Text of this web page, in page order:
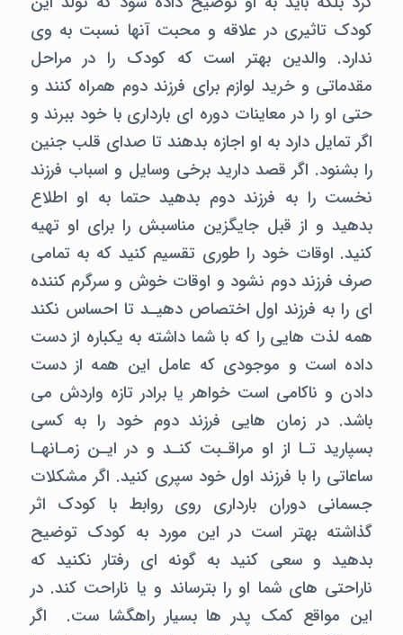
کودک تاثیری در علاقه و محبت آنها نسبت به وی
ندارد. والدین بهتر است که کودک را در مراحل
مقدماتی و خرید لوازم برای فرزند دوم همراه کنند و
حتی او را در معاینات دوره ای بارداری با خود ببرند و
اگر تمایل دارد به او اجازه بدهند تا صدای قلب جنین
را بشنود. اگر قصد دارید برخی وسایل و اسباب فرزند
نخست را به فرزند دوم بدهید حتما به او اطلاع
بدهید و از قبل جایگزین مناسبش را برای او تهیه
کنید. اوقات خود را طوری تقسیم کنید که به تمامی
صرف فرزند دوم نشود و اوقات خوش و سرگرم کننده
ای را به فرزند اول اختصاص دهیـد تا احساس نکند
همه لذت هایی را که با شما داشته به یکباره از دست
داده است و موجودی که عامل این همه از دست
دادن و ناکامی است خواهر یا برادر تازه واردش می
باشد. در زمان هایی فرزند دوم خود را به کسی
بسپارید تـا از او مراقـبت کنـد و در ایـن زمـانهـا
ساعاتی را با فرزند اول خود سپری کنید. اگر مشکلات
جسمانی دوران بارداری روی روابط با کودک اثر
گذاشته بهتر است در این مورد به کودک توضیح
بدهید و سعی کنید به گونه ای رفتار نکنید که
ناراحتی های شما او را بترساند و یا ناراحت کند. در
این مواقع کمک پدر ها بسیار راهگشا ست. اگر